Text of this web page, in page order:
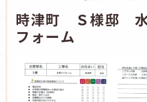
時津町 Ｓ様邸 水
フォーム